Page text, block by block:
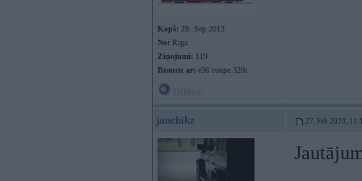
Kopš: 29. Sep 2013
No: Rīga
Ziņojumi: 119
Braucu ar: e36 coupe 320i
janchikz 27. Feb 2020,